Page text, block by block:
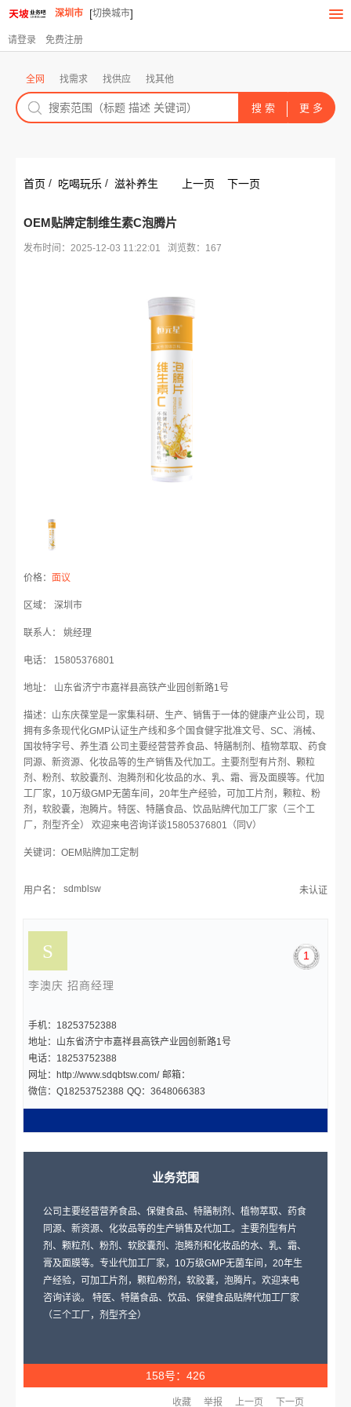
深圳市 [切换城市]
请登录 免费注册
全网 找需求 找供应 找其他
首页 / 吃喝玩乐 / 滋补养生 上一页 下一页
OEM贴牌定制维生素C泡腾片
发布时间：2025-12-03 11:22:01 浏览数：167
价格： 面议
区域： 深圳市
联系人： 姚经理
电话： 15805376801
地址： 山东省济宁市嘉祥县高铁产业园创新路1号
描述：山东庆葆堂是一家集科研、生产、销售于一体的健康产业公司，现
拥有多条现代化GMP认证生产线和多个国食健字批准文号、SC、消械、
国妆特字号、养生酒 公司主要经营营养食品、特膳制剂、植物萃取、药食
同源、新资源、化妆品等的生产销售及代加工。主要剂型有片剂、颗粒
剂、粉剂、软胶囊剂、泡腾剂和化妆品的水、乳、霜、膏及面膜等。代加
工厂家，10万级GMP无菌车间，20年生产经验，可加工片剂，颗粒、粉
剂，软胶囊，泡腾片。特医、特膳食品、饮品贴牌代加工厂家（三个工
厂，剂型齐全） 欢迎来电咨询详谈15805376801（同V）
关键词：OEM贴牌加工定制
用户名： sdmblsw 未认证
李澳庆 招商经理
1
手机：18253752388
地址：山东省济宁市嘉祥县高铁产业园创新路1号
电话：18253752388
网址：http://www.sdqbtsw.com/ 邮箱：
微信：Q18253752388 QQ：3648066383
业务范围
公司主要经营营养食品、保健食品、特膳制剂、植物萃取、药食
同源、新资源、化妆品等的生产销售及代加工。主要剂型有片
剂、颗粒剂、粉剂、软胶囊剂、泡腾剂和化妆品的水、乳、霜、
膏及面膜等。专业代加工厂家，10万级GMP无菌车间，20年生
产经验，可加工片剂，颗粒/粉剂，软胶囊，泡腾片。欢迎来电
咨询详谈。 特医、特膳食品、饮品、保健食品贴牌代加工厂家
（三个工厂，剂型齐全）
158号：426
收藏 举报 上一页 下一页